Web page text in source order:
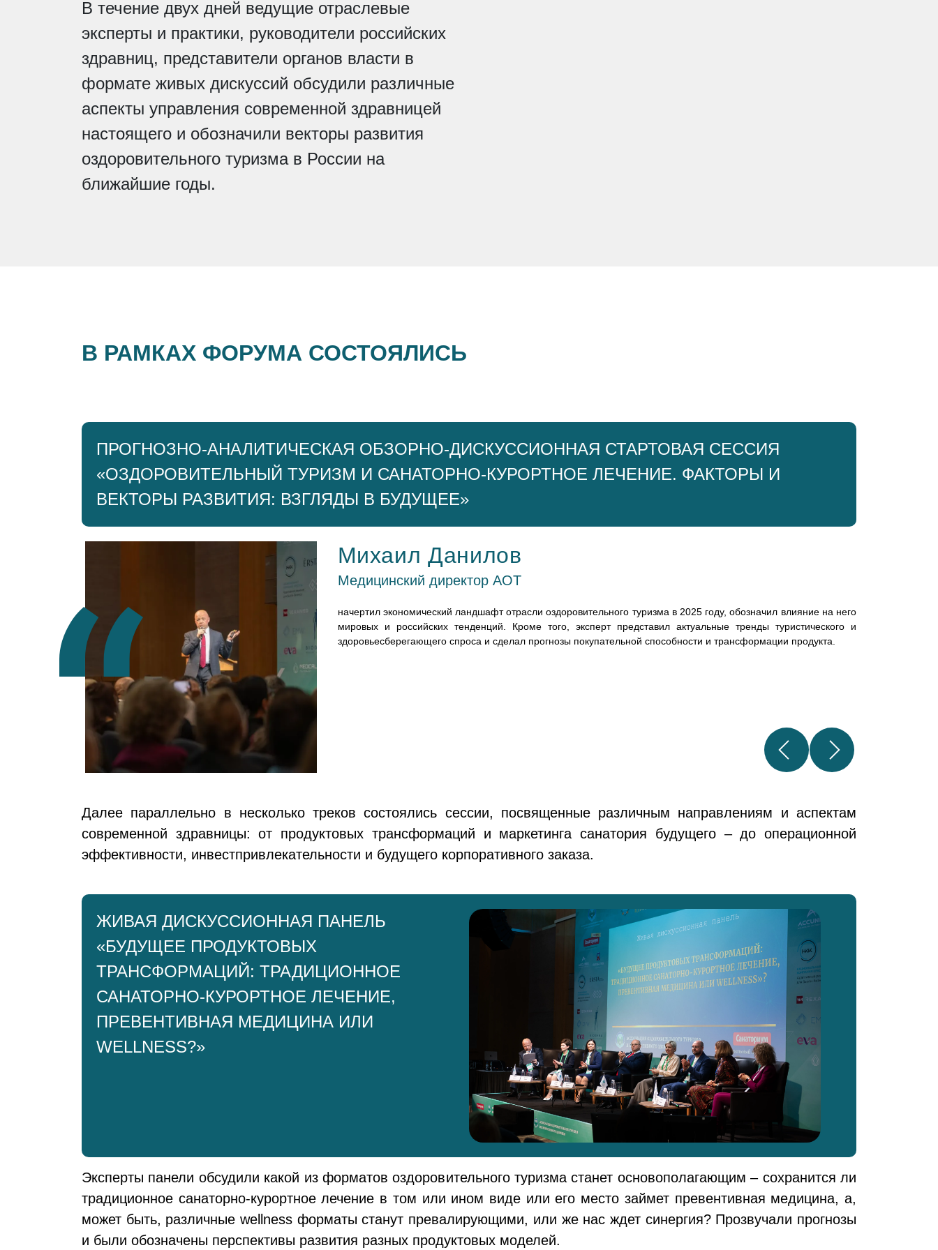
В течение двух дней ведущие отраслевые
эксперты и практики, руководители российских
здравниц, представители органов власти в
формате живых дискуссий обсудили различные
аспекты управления современной здравницей
настоящего и обозначили векторы развития
оздоровительного туризма в России на
ближайшие годы.
В РАМКАХ ФОРУМА СОСТОЯЛИСЬ
ПРОГНОЗНО-АНАЛИТИЧЕСКАЯ ОБЗОРНО-ДИСКУССИОННАЯ СТАРТОВАЯ СЕССИЯ
«ОЗДОРОВИТЕЛЬНЫЙ ТУРИЗМ И САНАТОРНО-КУРОРТНОЕ ЛЕЧЕНИЕ. ФАКТОРЫ И
ВЕКТОРЫ РАЗВИТИЯ: ВЗГЛЯДЫ В БУДУЩЕЕ»
взять на это
в том, что,
Михаил Данилов
Медицинский директор АОТ
начертил экономический ландшафт отрасли оздоровительного туризма в 2025 году, обозначил влияние на него
мировых и российских тенденций. Кроме того, эксперт представил актуальные тренды туристического и
здоровьесберегающего спроса и сделал прогнозы покупательной способности и трансформации продукта.
Далее параллельно в несколько треков состоялись сессии, посвященные различным направлениям и аспектам
современной здравницы: от продуктовых трансформаций и маркетинга санатория будущего – до операционной
эффективности, инвестпривлекательности и будущего корпоративного заказа.
ЖИВАЯ ДИСКУССИОННАЯ ПАНЕЛЬ
«БУДУЩЕЕ ПРОДУКТОВЫХ
ТРАНСФОРМАЦИЙ: ТРАДИЦИОННОЕ
САНАТОРНО-КУРОРТНОЕ ЛЕЧЕНИЕ,
ПРЕВЕНТИВНАЯ МЕДИЦИНА ИЛИ
WELLNESS?»
Эксперты панели обсудили какой из форматов оздоровительного туризма станет основополагающим – сохранится ли
традиционное санаторно-курортное лечение в том или ином виде или его место займет превентивная медицина, а,
может быть, различные wellness форматы станут превалирующими, или же нас ждет синергия? Прозвучали прогнозы
и были обозначены перспективы развития разных продуктовых моделей.